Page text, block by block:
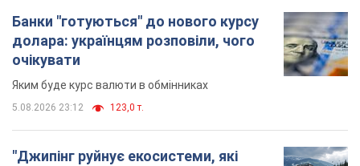
Банки "готуються" до нового курсу
долара: українцям розповіли, чого
очікувати
Яким буде курс валюти в обмінниках
5.08.2026 23:12 123,0 т.
"Джипінг руйнує екосистеми, які